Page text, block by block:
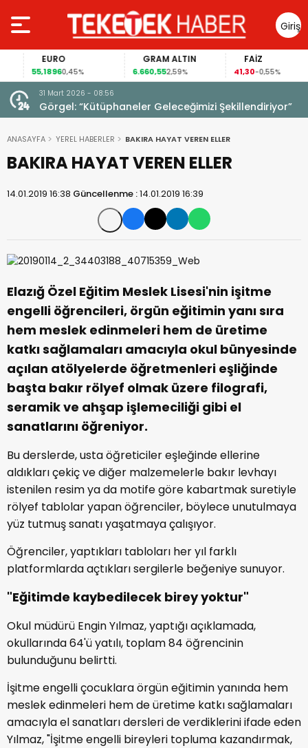
Giriş
Yap
EURO
55,18960,45%
GRAM ALTIN
6.660,552,59%
FAİZ
41,30-0,55%
31 Mart 2026 - 08:56
Görgel: “Kütüphaneler Geleceğimizi Şekillendiriyor”
ANASAYFA YEREL HABERLER BAKIRA HAYAT VEREN ELLER
BAKIRA HAYAT VEREN ELLER
14.01.2019 16:38 Güncellenme :14.01.2019 16:39
Elazığ Özel Eğitim Meslek Lisesi'nin işitme
engelli öğrencileri, örgün eğitimin yanı sıra
hem meslek edinmeleri hem de üretime
katkı sağlamaları amacıyla okul bünyesinde
açılan atölyelerde öğretmenleri eşliğinde
başta bakır rölyef olmak üzere filografi,
seramik ve ahşap işlemeciliği gibi el
sanatlarını öğreniyor.
Bu derslerde, usta öğreticiler eşleğinde ellerine
aldıkları çekiç ve diğer malzemelerle bakır levhayı
istenilen resim ya da motife göre kabartmak suretiyle
rölyef tablolar yapan öğrenciler, böylece unutulmaya
yüz tutmuş sanatı yaşatmaya çalışıyor.
Öğrenciler, yaptıkları tabloları her yıl farklı
platformlarda açtıkları sergilerle beğeniye sunuyor.
"Eğitimde kaybedilecek birey yoktur"
Okul müdürü Engin Yılmaz, yaptığı açıklamada,
okullarında 64'ü yatılı, toplam 84 öğrencinin
bulunduğunu belirtti.
İşitme engelli çocuklara örgün eğitimin yanında hem
meslek edinmeleri hem de üretime katkı sağlamaları
amacıyla el sanatları dersleri de verdiklerini ifade eden
Yılmaz, "İşitme engelli bireyleri topluma kazandırmak,